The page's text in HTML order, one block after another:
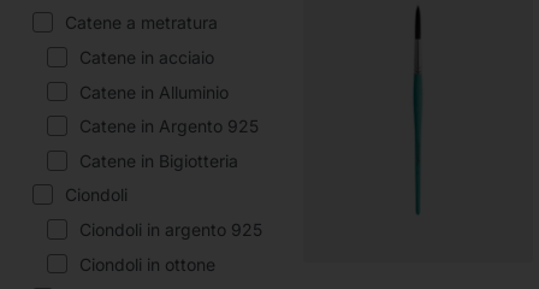
Catene a metratura
Catene in acciaio
Catene in Alluminio
Catene in Argento 925
Catene in Bigiotteria
Ciondoli
Ciondoli in argento 925
Ciondoli in ottone